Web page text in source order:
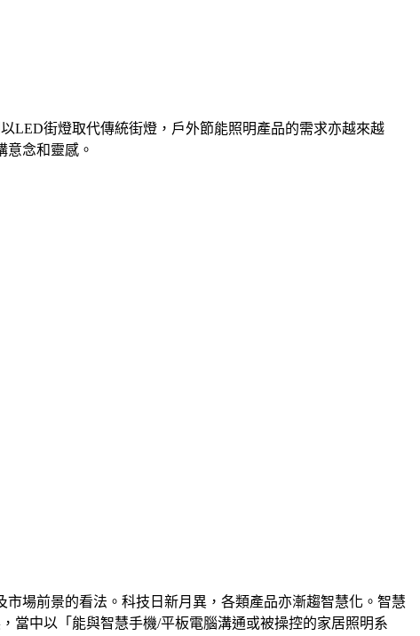
以LED街燈取代傳統街燈，戶外節能照明產品的需求亦越來越
意念和靈感。
場前景的看法。科技日新月異，各類產品亦漸趨智慧化。智慧
當中以「能與智慧手機/平板電腦溝通或被操控的家居照明系